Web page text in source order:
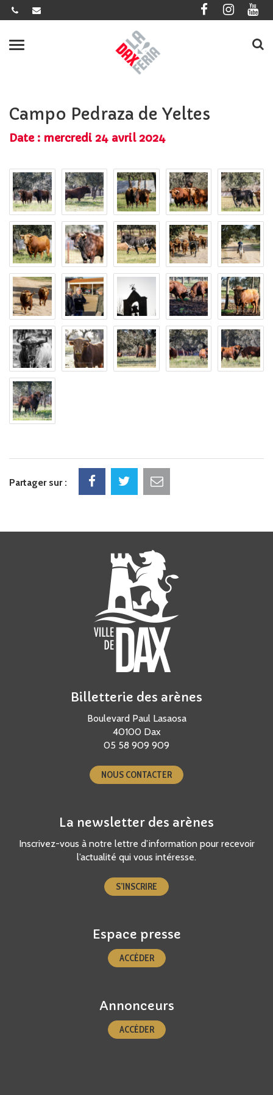
Gestion des traceurs
Menu
Dax
Campo Pedraza de Yeltes
Date : mercredi 24 avril 2024
Partager sur : Facebook
Twitter
Billetterie des arènes
Boulevard Paul Lasaosa
40100 Dax
05 58 909 909
NOUS CONTACTER
La newsletter des arènes
Inscrivez-vous à notre lettre d’information pour recevoir
l’actualité qui vous intéresse.
S’INSCRIRE
Espace presse
ACCÉDER
Annonceurs
ACCÉDER